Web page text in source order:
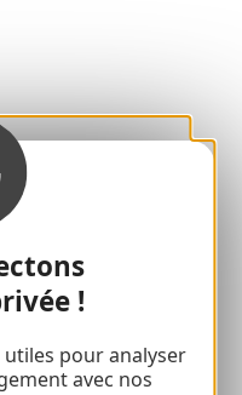
!
pour analyser
avec nos